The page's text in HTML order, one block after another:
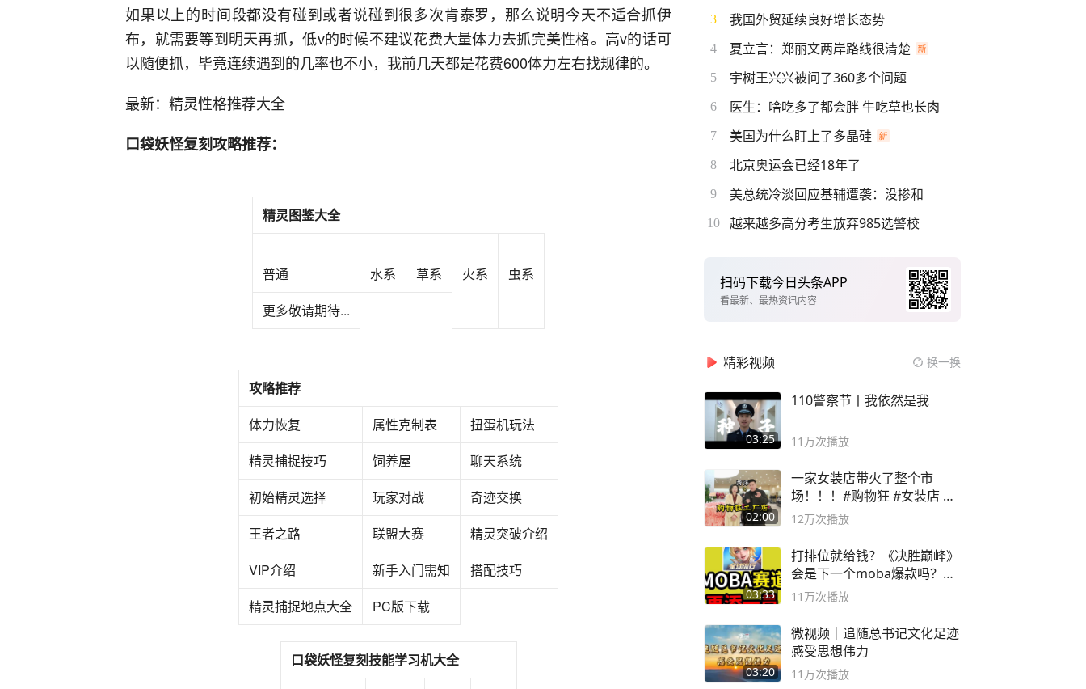
如果以上的时间段都没有碰到或者说碰到很多次肯泰罗，那么说明今天不适合抓伊
布，就需要等到明天再抓，低v的时候不建议花费大量体力去抓完美性格。高v的话可
以随便抓，毕竟连续遇到的几率也不小，我前几天都是花费600体力左右找规律的。
最新：精灵性格推荐大全
口袋妖怪复刻攻略推荐：
精灵图鉴大全
普通 水系 草系‍ 火系
虫系
更多敬请期待...
攻略推荐
体力恢复
属性克制表
扭蛋机玩法
精灵捕捉技巧
饲养屋
聊天系统
初始精灵选择
玩家对战
奇迹交换
王者之路
联盟大赛
精灵突破介绍
VIP介绍
新手入门需知
搭配技巧
精灵捕捉地点大全
PC版下载
口袋妖怪复刻技能学习机大全
3 我国外贸延续良好增长态势
4 夏立言：郑丽文两岸路线很清楚
5 宇树王兴兴被问了360多个问题
6 医生：啥吃多了都会胖 牛吃草也长肉
7 美国为什么盯上了多晶硅
8 北京奥运会已经18年了
9 美总统冷淡回应基辅遭袭：没掺和
10 越来越多高分考生放弃985选警校
扫码下载今日头条APP
看最新、最热资讯内容
精彩视频 换一换
03:25
110警察节丨我依然是我
11万次播放
02:00
一家女装店带火了整个市
场！！！#购物狂 #女装店 #
高品质女装
12万次播放
03:33
打排位就给钱？《决胜巅峰》
会是下一个moba爆款吗？#
决胜巅峰
11万次播放
03:20
微视频｜追随总书记文化足迹
感受思想伟力
11万次播放